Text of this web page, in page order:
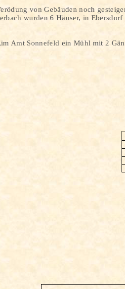
von Gebäuden noch
wurden 6 Häuser, in
Amt Sonnefeld einMühl mit 2